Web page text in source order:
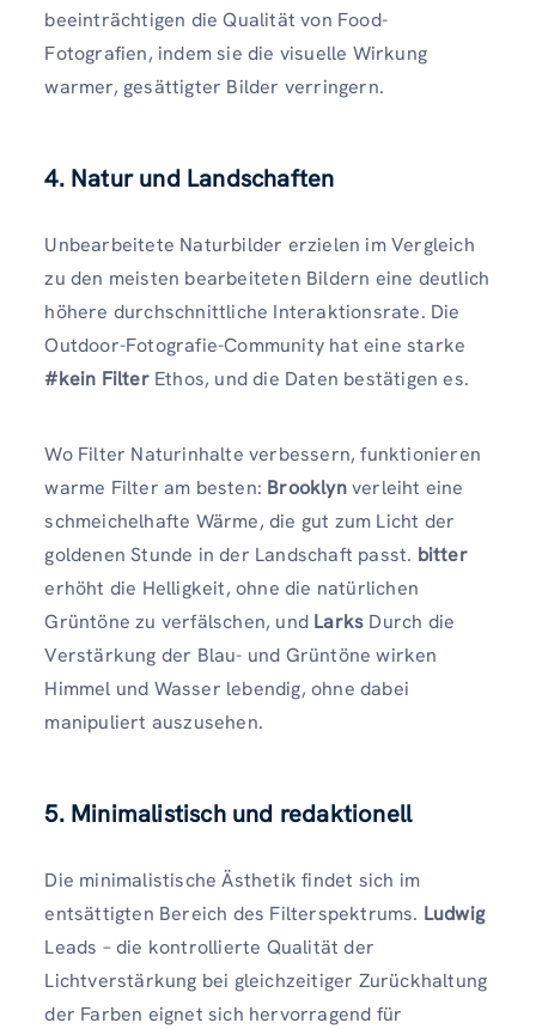
beeinträchtigen die Qualität von Food-
Fotografien, indem sie die visuelle Wirkung
warmer, gesättigter Bilder verringern.
4. Natur und Landschaften
Unbearbeitete Naturbilder erzielen im Vergleich
zu den meisten bearbeiteten Bildern eine deutlich
höhere durchschnittliche Interaktionsrate. Die
Outdoor-Fotografie-Community hat eine starke
#kein FilterEthos, und die Daten bestätigen es.
Wo Filter Naturinhalte verbessern, funktionieren
warme Filter am besten: Brooklynverleiht eine
schmeichelhafte Wärme, die gut zum Licht der
goldenen Stunde in der Landschaft passt. bitter
erhöht die Helligkeit, ohne die natürlichen
Grüntöne zu verfälschen, und Larks Durch die
Verstärkung der Blau- und Grüntöne wirken
Himmel und Wasser lebendig, ohne dabei
manipuliert auszusehen.
5. Minimalistisch und redaktionell
Die minimalistische Ästhetik findet sich im
entsättigten Bereich des Filterspektrums. Ludwig
Leads – die kontrollierte Qualität der
Lichtverstärkung bei gleichzeitiger Zurückhaltung
der Farben eignet sich hervorragend für